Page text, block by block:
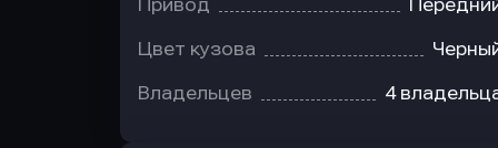
Привод
Цвет кузова
Владельцев 4